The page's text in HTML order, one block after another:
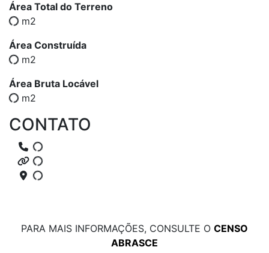
Área Total do Terreno
m2
Área Construída
m2
Área Bruta Locável
m2
CONTATO
PARA MAIS INFORMAÇÕES, CONSULTE O CENSO
ABRASCE